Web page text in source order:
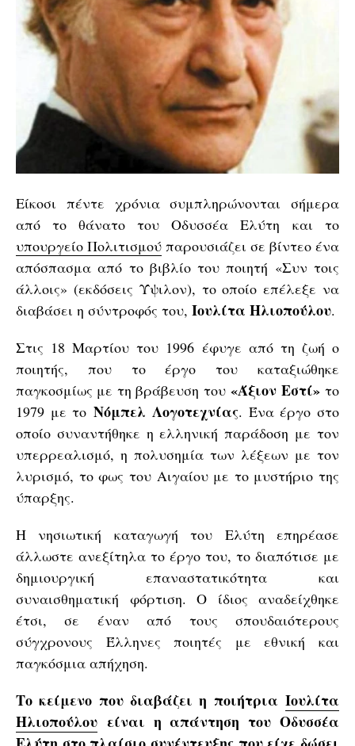
Είκοσι πέντε χρόνια συμπληρώνονται σήμερα
από το θάνατο του Οδυσσέα Ελύτη και το
υπουργείο Πολιτισμού παρουσιάζει σε βίντεο ένα
απόσπασμα από το βιβλίο του ποιητή «Συν τοις
άλλοις» (εκδόσεις Ύψιλον), το οποίο επέλεξε να
διαβάσει η σύντροφός του, Ιουλίτα Ηλιοπούλου.
Στις 18 Μαρτίου του 1996 έφυγε από τη ζωή ο
ποιητής, που το έργο του καταξιώθηκε
παγκοσμίως με τη βράβευση του«Άξιον Εστί»το
1979 με τοΝόμπελ Λογοτεχνίας. Ένα έργο στο
οποίο συναντήθηκε η ελληνική παράδοση με τον
υπερρεαλισμό, η πολυσημία των λέξεων με τον
λυρισμό, το φως του Αιγαίου με το μυστήριο της
ύπαρξης.
Η νησιωτική καταγωγή του Ελύτη επηρέασε
άλλωστε ανεξίτηλα το έργο του, το διαπότισε με
δημιουργική επαναστατικότητα και
συναισθηματική φόρτιση. Ο ίδιος αναδείχθηκε
έτσι, σε έναν από τους σπουδαιότερους
σύγχρονους Έλληνες ποιητές με εθνική και
παγκόσμια απήχηση.
Το κείμενο που διαβάζει η ποιήτρια Ιουλίτα
Ηλιοπούλου είναι η απάντηση του Οδυσσέα